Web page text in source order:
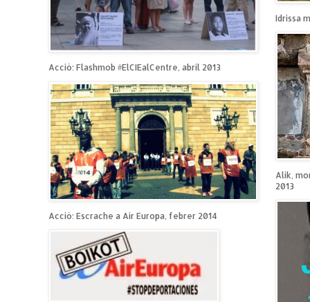
Acció: Flashmob #ElCIEalCentre, abril 2013
Acció: Escrache a Air Europa, febrer 2014
Idrissa
Alik,
2013